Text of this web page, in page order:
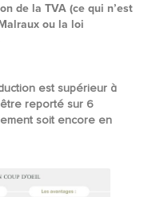
de la TVA (ce qui n’est
ou la loi
est supérieur à
être reporté sur 6
soit encore en